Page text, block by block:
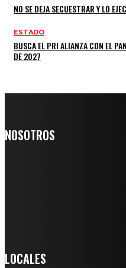
NO SE DEJA SECUESTRAR Y LO
ESTADO
BUSCA EL PRI ALIANZA CON EL
DE 2027
NOSOTROS
LOCALES